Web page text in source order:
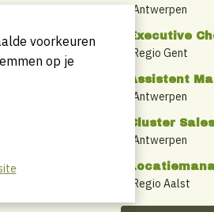
horeca
aan het
Rezidor,
en
Antwerpen
Executive
Regio Gent
Assistent
Antwerpen
Cluster
Antwerpen
Regio Aalst
voorkeuren
op je